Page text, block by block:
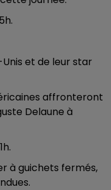
et de leur star
affronteront
Delaune à
à guichets fermés,